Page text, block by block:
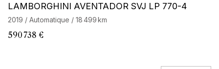
Barnes Exclusive
LAMBORGHINI AVENTADOR SVJ LP 770-4
2019 / Automatique / 18 499 km
590 738 €